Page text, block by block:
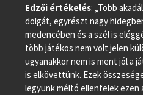
Edzői értékelés: „Több
dolgát, egyrészt nagy
medencében és a szél is
több játékos nem volt jelen
ugyanakkor nem is ment jól a
is elkövettünk. Ezek
legyünk méltó ellenfelek ezen